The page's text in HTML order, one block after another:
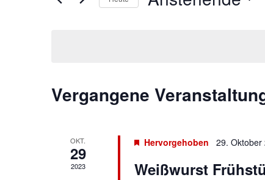
Veranstaltungen
Vergangene
OKT.
29
2023
Hervorgehoben 29. Oktober
Weißwurst